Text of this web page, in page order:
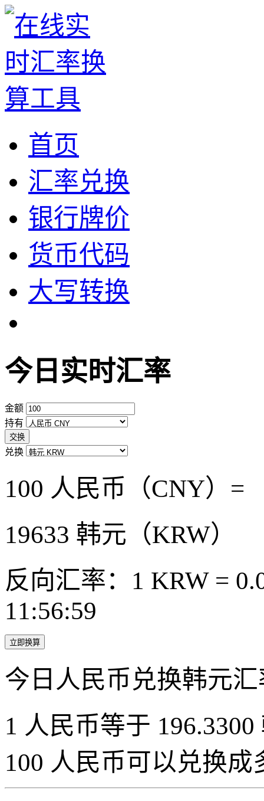
首页
汇率兑换
银行牌价
货币代码
大写转换
今日实时汇率
金额
持有
交换
兑换
100 人民币（CNY）=
19633 韩元（KRW）
反向汇率：1 KRW =
11:56:59
立即换算
今日人民币兑换韩元
1 人民币等于
100 人民币可以兑换成